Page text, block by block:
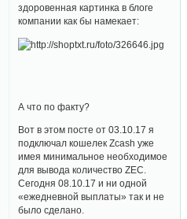
здоровенная картинка в блоге
компании как бы намекает:
А что по факту?
Вот в этом посте от 03.10.17 я
подключал кошелек Zcash уже
имея минимальное необходимое
для вывода количество ZEC.
Сегодня 08.10.17 и ни одной
«ежедневной выплаты» так и не
было сделано.